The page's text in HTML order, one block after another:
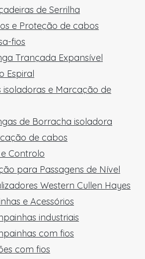
de Serrilha
e Proteção de cabos
fios
Trançada Expansível
Espiral
isoladoras e Marcação de
de Borracha isoladora
de cabos
Controlo
para Passagens de Nível
Western Cullen Hayes
e Acessórios
industriais
com fios
com fios